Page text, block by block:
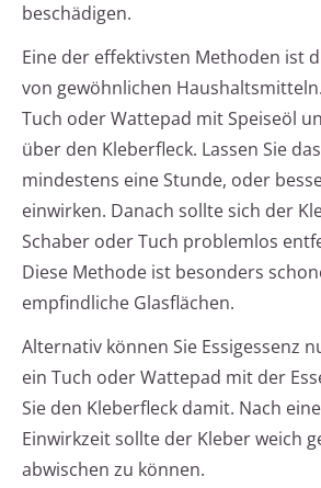
beschädigen.
Eine der effektivsten Methoden ist
von gewöhnlichen
Tuch oder Wattepad mit Speiseöl
über den Kleberfleck. Lassen Sie
mindestens eine Stunde, oder
einwirken. Danach sollte sich der
Schaber oder Tuch problemlos
Diese Methode ist besonders
empfindliche Glasflächen.
Alternativ können Sie Essigessenz
ein Tuch oder Wattepad mit der
Sie den Kleberfleck damit. Nach
Einwirkzeit sollte der Kleber weich
abwischen zu können.